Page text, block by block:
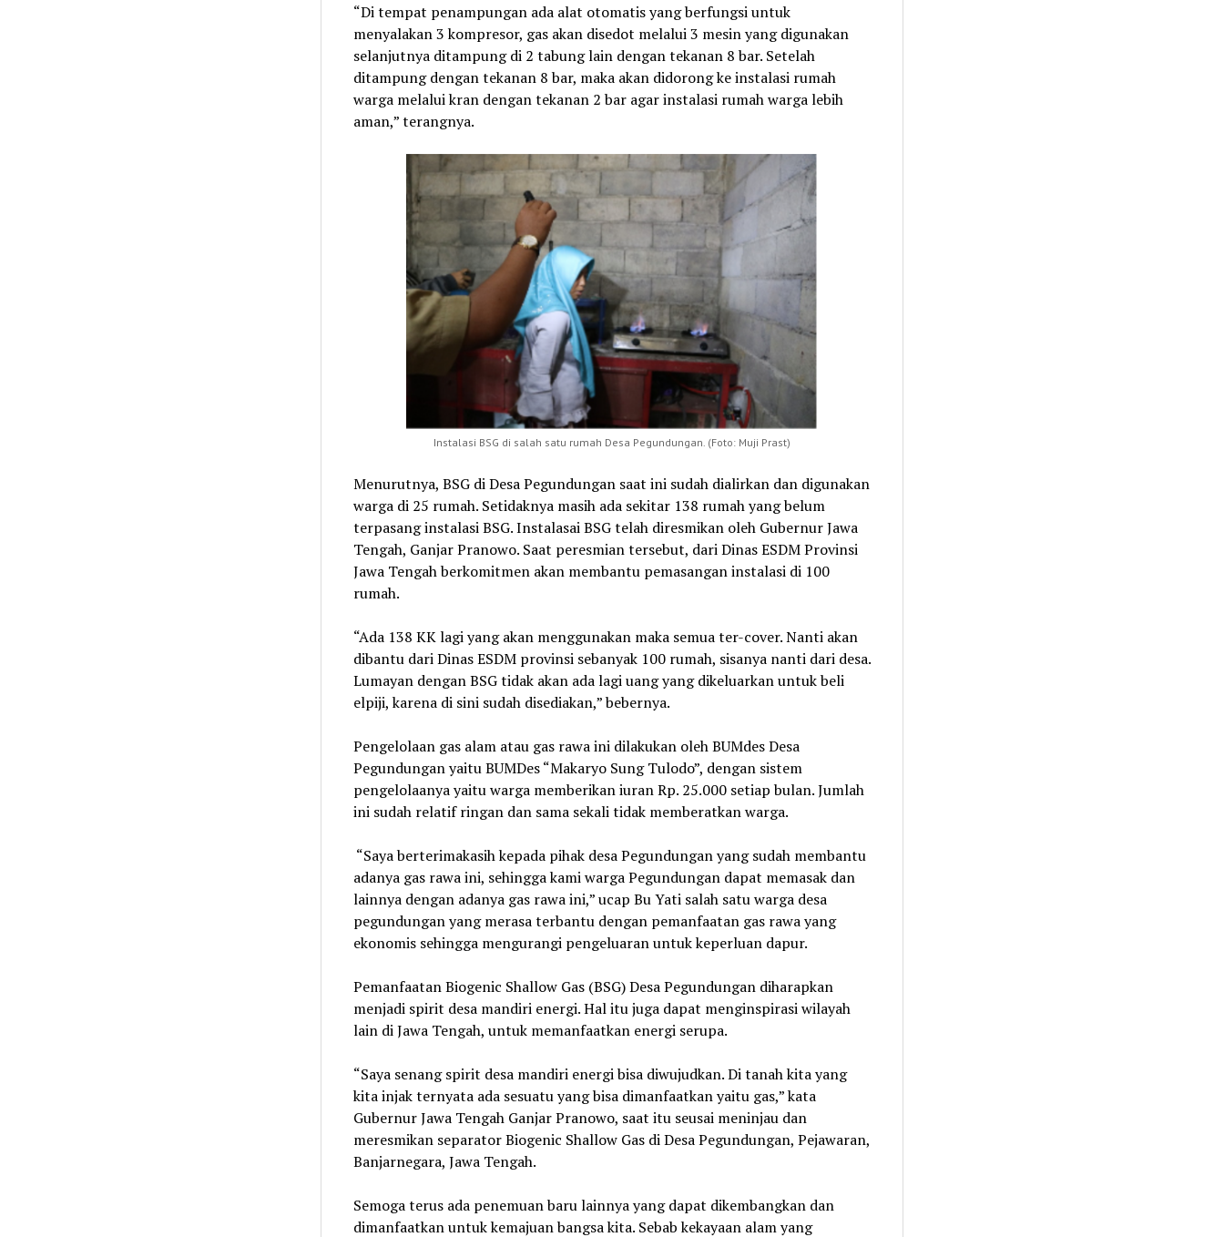
“Di tempat penampungan ada alat otomatis yang berfungsi untuk
menyalakan 3 kompresor, gas akan disedot melalui 3 mesin yang digunakan
selanjutnya ditampung di 2 tabung lain dengan tekanan 8 bar. Setelah
ditampung dengan tekanan 8 bar, maka akan didorong ke instalasi rumah
warga melalui kran dengan tekanan 2 bar agar instalasi rumah warga lebih
aman,” terangnya.
Instalasi BSG di salah satu rumah Desa Pegundungan. (Foto: Muji Prast)
Menurutnya, BSG di Desa Pegundungan saat ini sudah dialirkan dan digunakan
warga di 25 rumah. Setidaknya masih ada sekitar 138 rumah yang belum
terpasang instalasi BSG. Instalasai BSG telah diresmikan oleh Gubernur Jawa
Tengah, Ganjar Pranowo. Saat peresmian tersebut, dari Dinas ESDM Provinsi
Jawa Tengah berkomitmen akan membantu pemasangan instalasi di 100
rumah.
“Ada 138 KK lagi yang akan menggunakan maka semua ter-cover. Nanti akan
dibantu dari Dinas ESDM provinsi sebanyak 100 rumah, sisanya nanti dari desa.
Lumayan dengan BSG tidak akan ada lagi uang yang dikeluarkan untuk beli
elpiji, karena di sini sudah disediakan,” bebernya.
Pengelolaan gas alam atau gas rawa ini dilakukan oleh BUMdes Desa
Pegundungan yaitu BUMDes “Makaryo Sung Tulodo”, dengan sistem
pengelolaanya yaitu warga memberikan iuran Rp. 25.000 setiap bulan. Jumlah
ini sudah relatif ringan dan sama sekali tidak memberatkan warga.
“Saya berterimakasih kepada pihak desa Pegundungan yang sudah membantu
adanya gas rawa ini, sehingga kami warga Pegundungan dapat memasak dan
lainnya dengan adanya gas rawa ini,” ucap Bu Yati salah satu warga desa
pegundungan yang merasa terbantu dengan pemanfaatan gas rawa yang
ekonomis sehingga mengurangi pengeluaran untuk keperluan dapur.
Pemanfaatan Biogenic Shallow Gas (BSG) Desa Pegundungan diharapkan
menjadi spirit desa mandiri energi. Hal itu juga dapat menginspirasi wilayah
lain di Jawa Tengah, untuk memanfaatkan energi serupa.
“Saya senang spirit desa mandiri energi bisa diwujudkan. Di tanah kita yang
kita injak ternyata ada sesuatu yang bisa dimanfaatkan yaitu gas,” kata
Gubernur Jawa Tengah Ganjar Pranowo, saat itu seusai meninjau dan
meresmikan separator Biogenic Shallow Gas di Desa Pegundungan, Pejawaran,
Banjarnegara, Jawa Tengah.
Semoga terus ada penemuan baru lainnya yang dapat dikembangkan dan
dimanfaatkan untuk kemajuan bangsa kita. Sebab kekayaan alam yang